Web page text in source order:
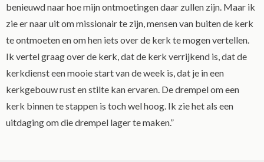
benieuwd naar hoe mijn ontmoetingen daar zullen zijn. Maar ik
zie er naar uit om missionair te zijn, mensen van buiten de kerk
te ontmoeten en om hen iets over de kerk te mogen vertellen.
Ik vertel graag over de kerk, dat de kerk verrijkend is, dat de
kerkdienst een mooie start van de week is, dat je in een
kerkgebouw rust en stilte kan ervaren. De drempel om een
kerk binnen te stappen is toch wel hoog. Ik zie het als een
uitdaging om die drempel lager te maken.”